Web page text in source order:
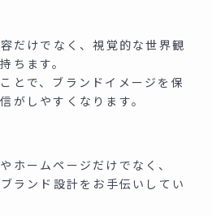
だけでなく、視覚的な世界観
ちます。
とで、ブランドイメージを保
がしやすくなります。
ホームページだけでなく、
ランド設計をお手伝いしてい